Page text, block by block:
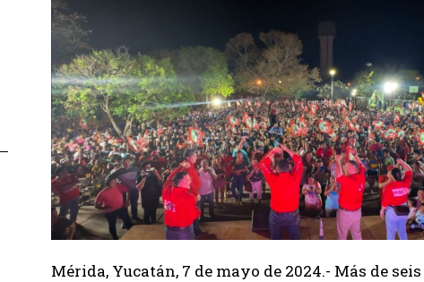
Mérida, Yucatán, 7 de mayo de 2024.- Más de